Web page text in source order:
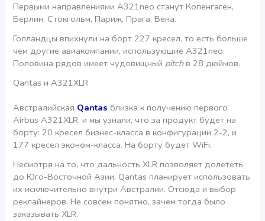
Первыми направлениями A321neo станут Копенгаген,
Берлин, Стокгольм, Париж, Прага, Вена.
Голландцы впихнули на борт 227 кресел, то есть больше
чем другие авиакомпании, использующие A321neo.
Половина рядов имеет чудовищный pitchв 28 дюймов.
Qantas и A321XLR
Австралийская Qantas близка к получению первого
Airbus A321XLR, и мы узнали, что за продукт будет на
борту: 20 кресел бизнес-класса в конфигурации 2-2, и
177 кресел эконом-класса. На борту будет WiFi.
Несмотря на то, что дальность XLR позволяет долететь
до Юго-Восточной Азии, Qantas планирует использовать
их исключительно внутри Австралии. Отсюда и выбор
реклайнеров. Не совсем понятно, зачем тогда было
заказывать XLR.